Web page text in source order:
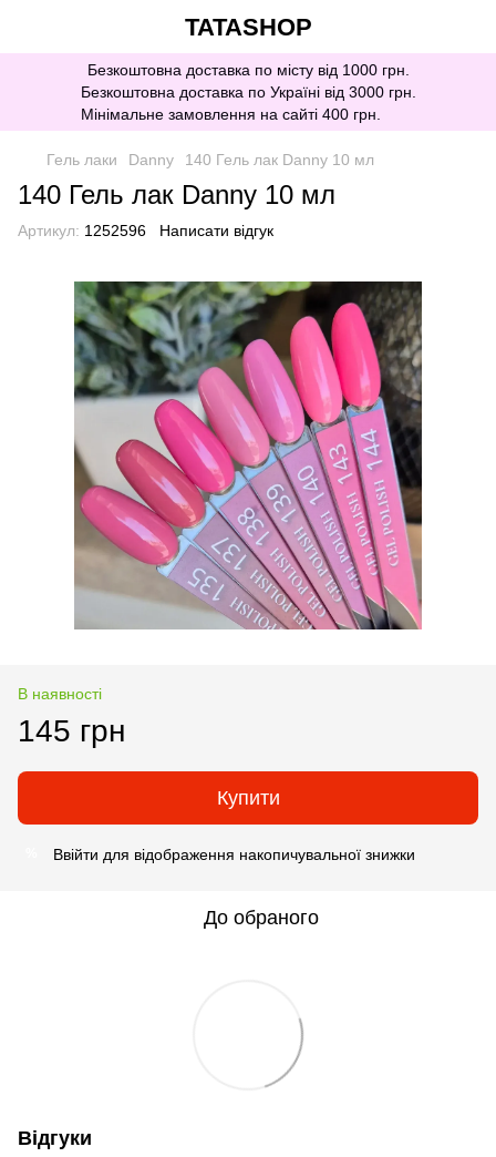
TATASHOP
Безкоштовна доставка по місту від 1000 грн.
Безкоштовна доставка по Україні від 3000 грн.
Мінімальне замовлення на сайті 400 грн.
Гель лаки Danny 140 Гель лак Danny 10 мл
140 Гель лак Danny 10 мл
Артикул: 1252596 Написати відгук
В наявності
145 грн
Купити
Ввійти для відображення накопичувальної знижки
До обраного
Відгуки